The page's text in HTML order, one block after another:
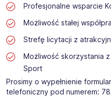
Profesjonalne wsparcie
Możliwość stałej
Strefę licytacji z
Możliwość skorzystania
Sport
Prosimy o wypełnienie
telefoniczny pod numerem: